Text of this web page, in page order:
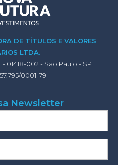
DE TÍTULOS E VALORES
LTDA.
- 01418-002 - São Paulo - SP
0001-79
Newsletter